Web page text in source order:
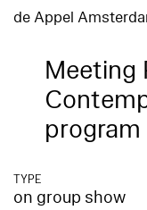
de Appel
Meeting
program
TYPE
on group show